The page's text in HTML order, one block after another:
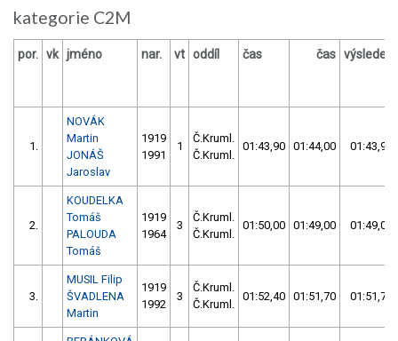
kategorie C2M
por. vk jméno nar. vt oddíl čas čas výsledek
1.
NOVÁK
Martin
JONÁŠ
Jaroslav
1919
1991
1
Č.Kruml.
Č.Kruml.
01:43,90 01:44,00 01:43,90
2.
KOUDELKA
Tomáš
PALOUDA
Tomáš
1919
1964
3
Č.Kruml.
Č.Kruml.
01:50,00 01:49,00 01:49,00
3.
MUSIL Filip
ŠVADLENA
Martin
1919
1992
3
Č.Kruml.
Č.Kruml.
01:52,40 01:51,70 01:51,70